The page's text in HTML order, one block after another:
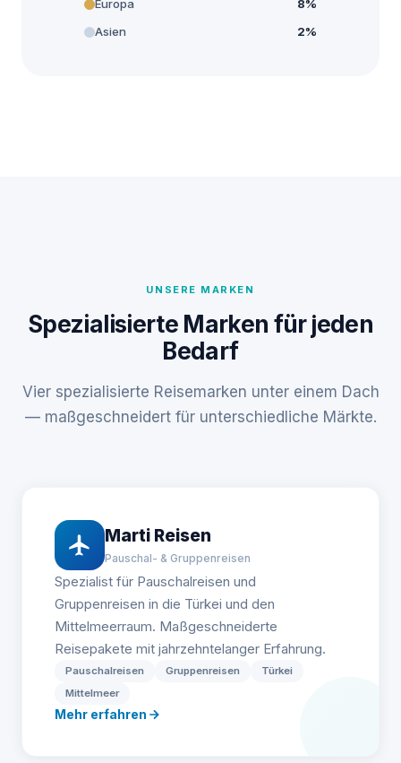
Europa
8%
Asien
2%
UNSERE MARKEN
Spezialisierte Marken für jeden
Bedarf
Vier spezialisierte Reisemarken unter einem Dach
— maßgeschneidert für unterschiedliche Märkte.
Marti Reisen
Pauschal- & Gruppenreisen
Spezialist für Pauschalreisen und
Gruppenreisen in die Türkei und den
Mittelmeerraum. Maßgeschneiderte
Reisepakete mit jahrzehntelanger Erfahrung.
Pauschalreisen Gruppenreisen
Türkei
Mittelmeer
Mehr erfahren